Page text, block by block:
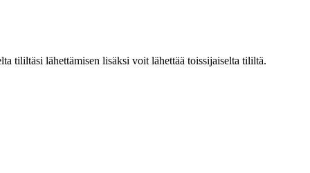
tililtäsi lähettämisen lisäksi voit lähettää toissijaiselta tililtä.